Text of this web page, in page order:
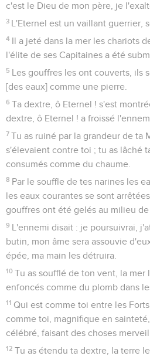
c'est le Dieu de mon père, je
3 L'Eternel est un vaillant guerrier,
4 Il a jeté dans la mer les chariots
l'élite de ses Capitaines a été
5 Les gouffres les ont couverts, ils
[des eaux] comme une pierre.
6 Ta dextre, ô Eternel ! s'est
dextre, ô Eternel ! a froissé
7 Tu as ruiné par la grandeur de ta
s'élevaient contre toi ; tu as lâché
consumés comme du chaume.
8 Par le souffle de tes narines les
les eaux courantes se sont
gouffres ont été gelés au milieu de
9 L'ennemi disait : je poursuivrai,
butin, mon âme sera assouvie
épée, ma main les détruira.
10 Tu as soufflé de ton vent, la mer
enfoncés comme du plomb dans
11 Qui est comme toi entre les
comme toi, magnifique en
célébré, faisant des choses
12 Tu as étendu ta dextre, la terre